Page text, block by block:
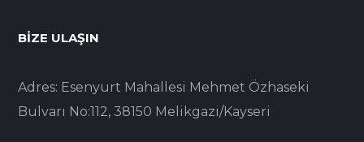
BIZE ULAŞIN
Adres: Esenyurt Mahallesi Mehmet Özhaseki
Bulvarı No:112, 38150 Melikgazi/Kayseri